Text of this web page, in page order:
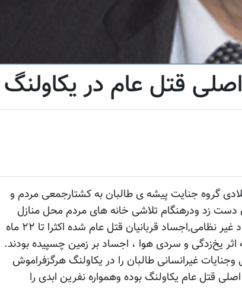
قتل عام در یکاولنگ
سال قبل دراوایل ماه جنوری سال ۲۰۰۱ میلادی گروه جنایت پیشه ی طالبان به کشتارجمعی مردم و
دست زد ودرهنگام تلاشی خانه های مردم محل منازل
انهارا حریق واتش زدند ، در جریان قتل عام افراد غیر نظامی,اجساد قربانیان قتل عام شده اکثرا تا ۲۲ ماه
اثر یخ‌زدگی و سردی هوا ، اجساد بر زمین چسپیده بودند.
غیرانسانی طالبان را در یکاولنگ هرگزفراموش
قتل عام یکاولنگ بوده وهمواره نفرین ابدی را